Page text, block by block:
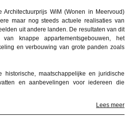
WiM (Wonen in Meervoud)
maar nog steeds actuele realisaties van
uit andere landen. De resultaten van dit
knappe appartementsgebouwen, het
en verbouwing van grote panden zoals
maatschappelijke en juridische
en aanbevelingen voor iedereen die
Lees meer